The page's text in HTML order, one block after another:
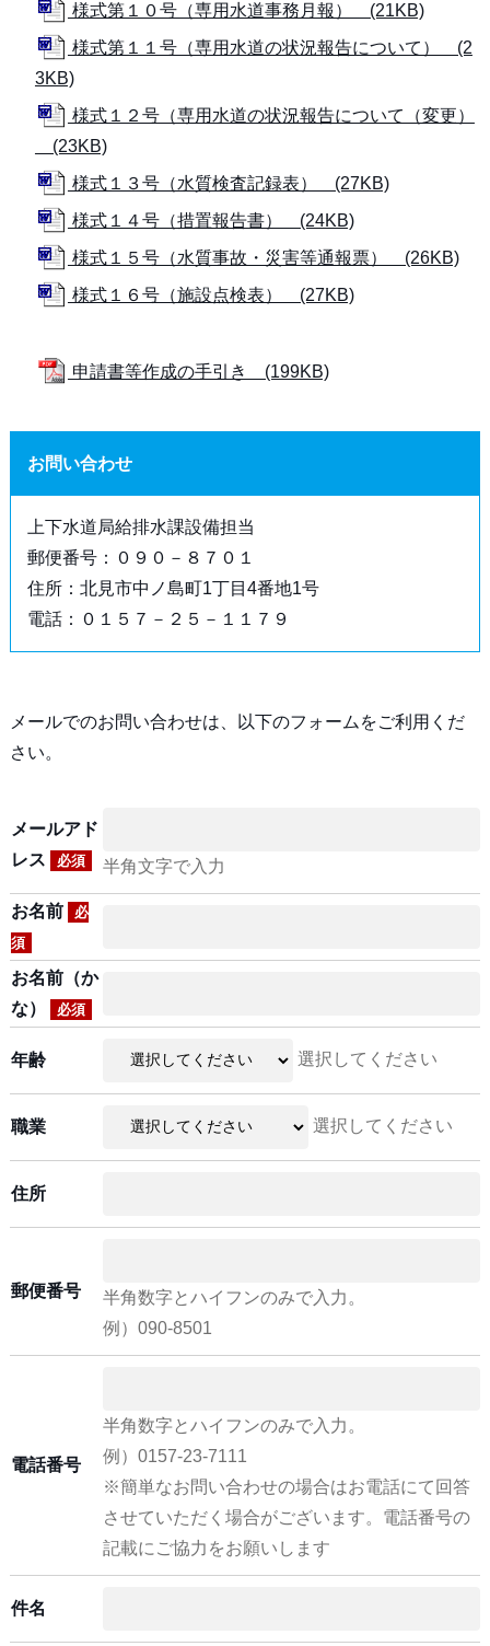
様式第１０号（専用水道事務月報） (21KB)
様式第１１号（専用水道の状況報告について） (2
3KB)
様式１２号（専用水道の状況報告について（変更）
(23KB)
様式１３号（水質検査記録表） (27KB)
様式１４号（措置報告書） (24KB)
様式１５号（水質事故・災害等通報票） (26KB)
様式１６号（施設点検表） (27KB)
申請書等作成の手引き (199KB)
お問い合わせ
上下水道局給排水課設備担当
郵便番号：０９０－８７０１
住所：北見市中ノ島町1丁目4番地1号
電話：０１５７－２５－１１７９
メールでのお問い合わせは、以下のフォームをご利用くだ
さい。
メールアド
レス
必須 半角文字で入力
お名前
必
須
お名前（か
な）
必須
年齢 選択してください
職業 選択してください
住所
郵便番号
半角数字とハイフンのみで入力。
例）090-8501
電話番号
半角数字とハイフンのみで入力。
例）0157-23-7111
※簡単なお問い合わせの場合はお電話にて回答
させていただく場合がございます。電話番号の
記載にご協力をお願いします
件名